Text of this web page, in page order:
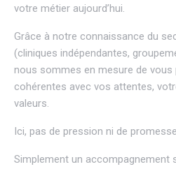
votre métier aujourd’hui.
Grâce à notre connaissance du
(cliniques indépendantes,
nous sommes en mesure de
cohérentes avec vos attentes,
valeurs.
Ici, pas de pression ni de
Simplement un accompagnement